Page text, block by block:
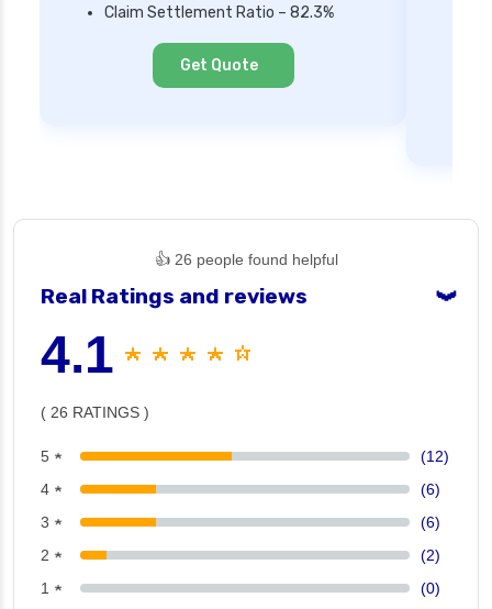
Claim Settlement Ratio – 82.3%
Get Quote
👍 26 people found helpful
Real Ratings and reviews ❯
4.1 ★ ★ ★ ★ ☆
( 26 RATINGS )
5 ★
(12)
4 ★
(6)
3 ★
(6)
2 ★
(2)
1 ★
(0)